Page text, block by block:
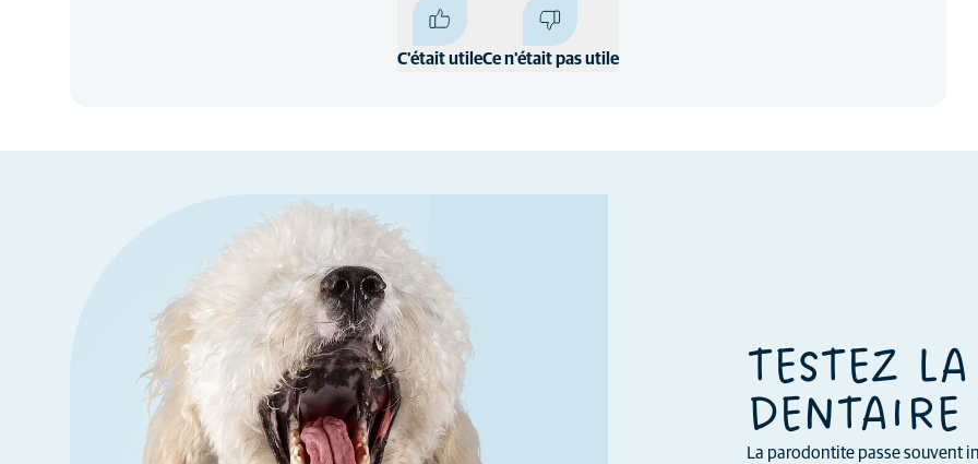
C'était utileCe n'était pas utile
TESTEZ
La parodontite passe souvent